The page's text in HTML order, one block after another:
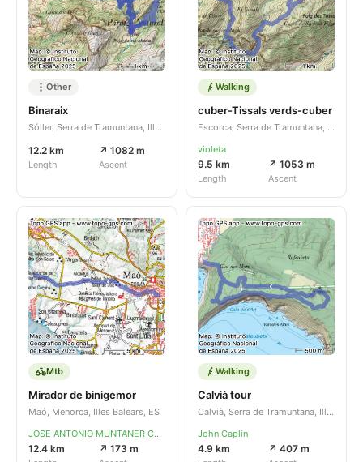
Other
Binaraix
Sóller, Serra de Tramuntana, Illes Balears, ES
12.2 km
Length
↗ 1082 m
Ascent
Walking
cuber-Tissals verds-cuber
Escorca, Serra de Tramuntana, Illes Balears, ES
violeta
9.5 km
Length
↗ 1053 m
Ascent
Mtb
Mirador de binigemor
Maó, Menorca, Illes Balears, ES
JOSE ANTONIO MUNTANER CAPO
12.4 km ↗ 173 m
Walking
Calvià tour
Calvià, Serra de Tramuntana, Illes Balears, ES
John Caplin
4.9 km ↗ 407 m